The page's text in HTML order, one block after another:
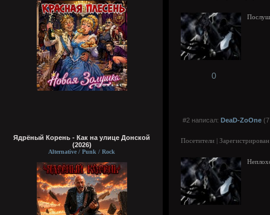
Ядрёный Корень - Как на улице Донской
(2026)
Alternative / Punk / Rock
0
#2 написал: DeaD-ZoOne
Посетители |